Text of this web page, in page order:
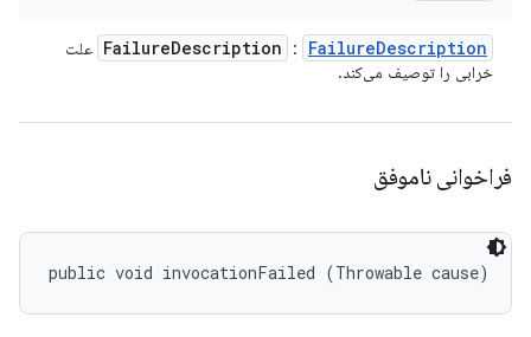
FailureDescription : FailureDescription
علت
خرابی را توصیف می‌کند.
فراخوانی ناموفق
public void invocationFailed (Throwable cause)